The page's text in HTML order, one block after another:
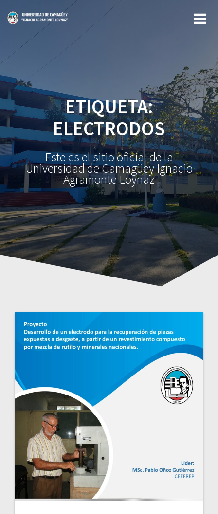
ETIQUETA:
ELECTRODOS
Este es el sitio oficial de la
Universidad de Camagüey Ignacio
Agramonte Loynaz